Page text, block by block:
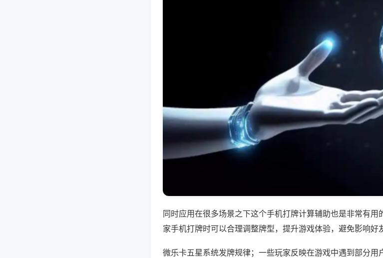
同时应用在很多场景之下这个手机打牌计算辅助也是非常有
家手机打牌时可以合理调整牌型，提升游戏体验，避免影响好
微乐卡五星系统发牌规律；一些玩家反映在游戏中遇到部分